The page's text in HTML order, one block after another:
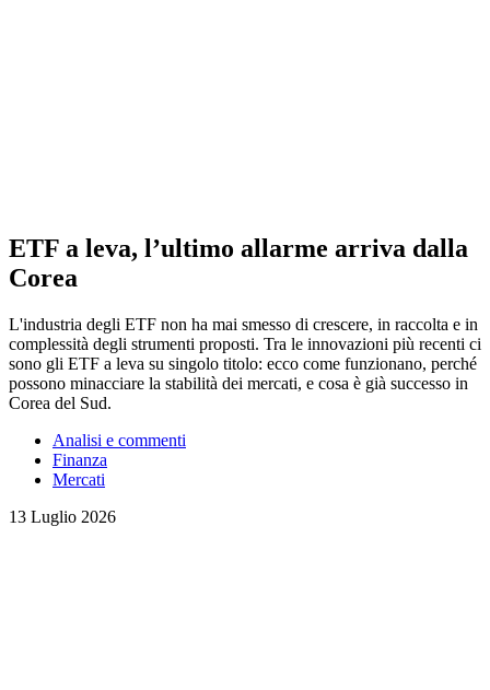
ETF a leva, l’ultimo allarme arriva dalla
Corea
L'industria degli ETF non ha mai smesso di crescere, in raccolta e in
complessità degli strumenti proposti. Tra le innovazioni più recenti ci
sono gli ETF a leva su singolo titolo: ecco come funzionano, perché
possono minacciare la stabilità dei mercati, e cosa è già successo in
Corea del Sud.
Analisi e commenti
Finanza
Mercati
13 Luglio 2026